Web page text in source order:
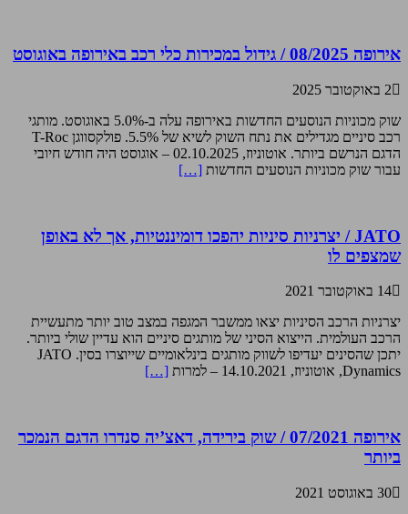
אירופה 08/2025 / גידול במכירות כלי רכב באירופה באוגוסט
2 באוקטובר 2025
שוק מכוניות הנוסעים החדשות באירופה עלה ב-5.0% באוגוסט. מותגי
רכב סיניים מגדילים את נתח השוק לשיא של 5.5%. פולקסווגן T-Roc
הדגם הנרשם ביותר. אוטוניוז, 02.10.2025 – אוגוסט היה חודש חיובי
עבור שוק מכוניות הנוסעים החדשות […]
JATO / יצרניות סיניות יהפכו דומיננטיות, אך לא באופן
שמצפים לו
14 באוקטובר 2021
יצרניות הרכב הסיניות יצאו ממשבר המגפה במצב טוב יותר מתעשיית
הרכב העולמית. הייצוא הסיני של מותגים סיניים הוא עדיין שולי ביותר.
יתכן שהסינים יעדיפו לשווק מותגים בינלאומיים שייוצרו בסין. JATO
Dynamics, אוטוניוז, 14.10.2021 – למרות
[…]
אירופה 07/2021 / שוק בירידה, דאצ’יה סנדרו הדגם הנמכר
ביותר
30 באוגוסט 2021